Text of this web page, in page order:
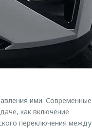
ими. Современные
как включение
переключения между